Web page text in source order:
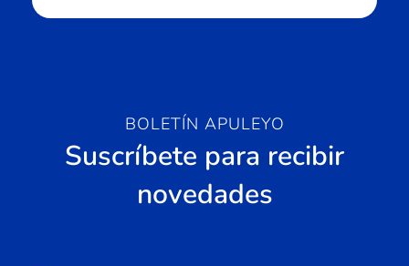
BOLETÍN APULEYO
Suscríbete para recibir
novedades